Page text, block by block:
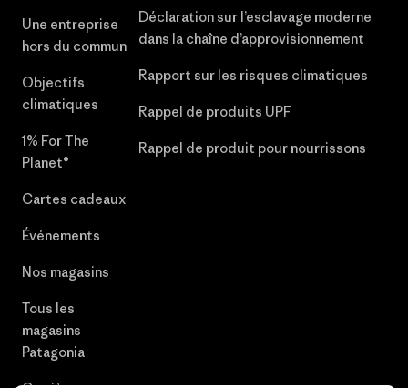
Une entreprise
hors du commun
Objectifs
climatiques
1% For The
Planet®
Cartes cadeaux
Événements
Nos magasins
Tous les
magasins
Patagonia
Déclaration sur l’esclavage moderne
dans la chaîne d’approvisionnement
Rapport sur les risques climatiques
Rappel de produits UPF
Rappel de produit pour nourrissons